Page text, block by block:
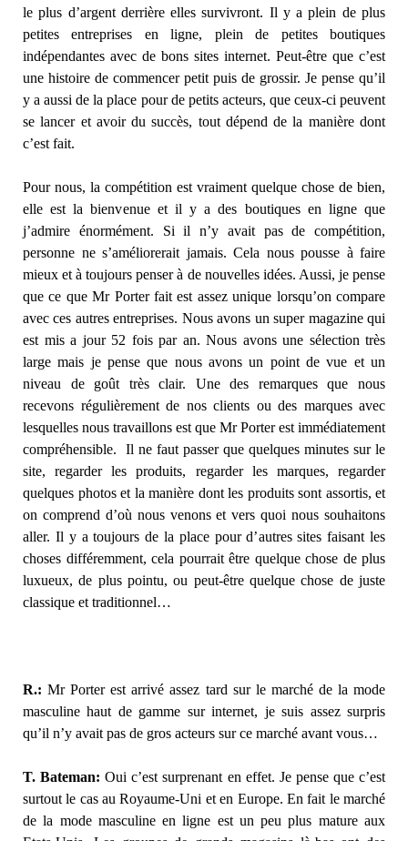
le plus d’argent derrière elles survivront. Il y a plein de plus
petites entreprises en ligne, plein de petites boutiques
indépendantes avec de bons sites internet. Peut-être que c’est
une histoire de commencer petit puis de grossir. Je pense qu’il
y a aussi de la place pour de petits acteurs, que ceux-ci peuvent
se lancer et avoir du succès, tout dépend de la manière dont
c’est fait.
Pour nous, la compétition est vraiment quelque chose de bien,
elle est la bienvenue et il y a des boutiques en ligne que
j’admire énormément. Si il n’y avait pas de compétition,
personne ne s’améliorerait jamais. Cela nous pousse à faire
mieux et à toujours penser à de nouvelles idées. Aussi, je pense
que ce que Mr Porter fait est assez unique lorsqu’on compare
avec ces autres entreprises. Nous avons un super magazine qui
est mis a jour 52 fois par an. Nous avons une sélection très
large mais je pense que nous avons un point de vue et un
niveau de goût très clair. Une des remarques que nous
recevons régulièrement de nos clients ou des marques avec
lesquelles nous travaillons est que Mr Porter est immédiatement
compréhensible. Il ne faut passer que quelques minutes sur le
site, regarder les produits, regarder les marques, regarder
quelques photos et la manière dont les produits sont assortis, et
on comprend d’où nous venons et vers quoi nous souhaitons
aller. Il y a toujours de la place pour d’autres sites faisant les
choses différemment, cela pourrait être quelque chose de plus
luxueux, de plus pointu, ou peut-être quelque chose de juste
classique et traditionnel…
R.:Mr Porter est arrivé assez tard sur le marché de la mode
masculine haut de gamme sur internet, je suis assez surpris
qu’il n’y avait pas de gros acteurs sur ce marché avant vous…
T. Bateman:Oui c’est surprenant en effet. Je pense que c’est
surtout le cas au Royaume-Uni et en Europe. En fait le marché
de la mode masculine en ligne est un peu plus mature aux